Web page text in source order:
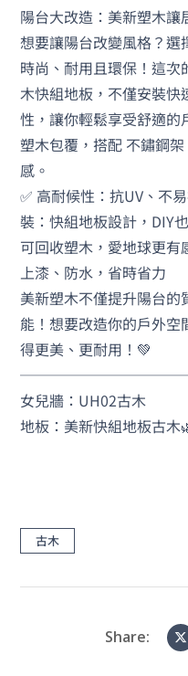
陽台大改造：美新塑木讓
想要讓陽台改變風格？選
時尚、耐用且環保！這
木快組地板，不僅安裝
性，讓你輕鬆享受舒適
塑木包覆，搭配 不鏽鋼
感。
✅ 高耐候性：抗UV、不
裝：快組地板設計，DIY
可回收塑木，愛地球更有
上漆、防水，省時省力
美新塑木不僅提升陽台
能！想要改造你的戶外
得更美、更耐用！💚
女兒牆：UH02古木
地板：美新快組地板古木
古木
Share: